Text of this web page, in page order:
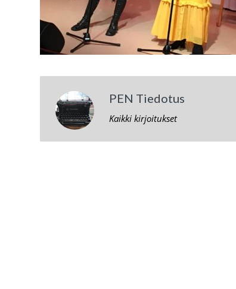
PEN Tiedotus
Kaikki kirjoitukset